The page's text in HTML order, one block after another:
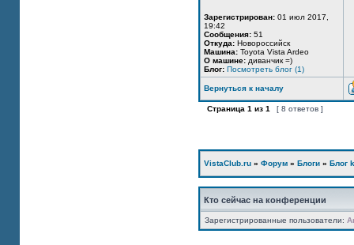
Зарегистрирован: 01 июл 2017,
19:42
Сообщения: 51
Откуда: Новороссийск
Машина: Toyota Vista Ardeo
О машине: диванчик =)
Блог: Посмотреть блог (1)
Вернуться к началу
Страница 1 из 1 [ 8 ответов ]
VistaClub.ru » Форум » Блоги » Блог
Кто сейчас на конференции
Зарегистрированные пользователи: